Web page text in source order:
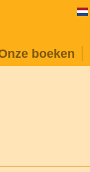
boeken